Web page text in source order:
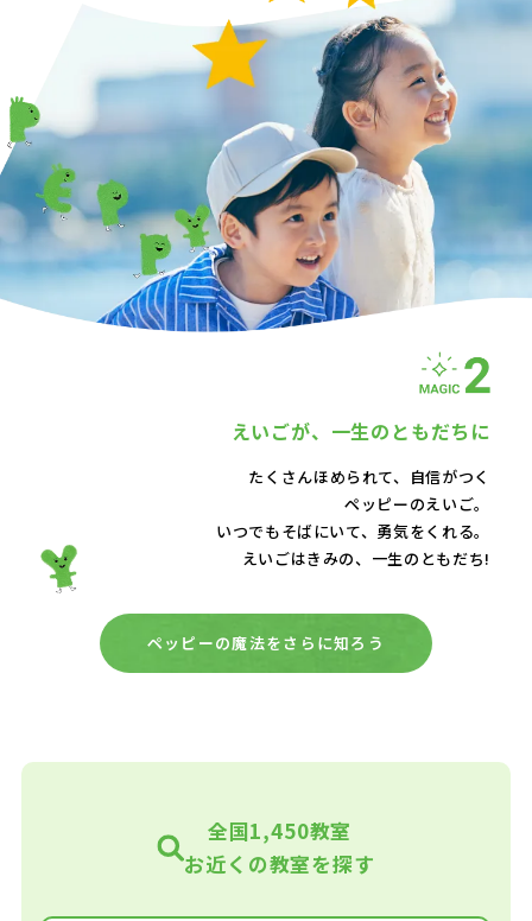
えいごが、 一生のともだちに
たくさんほめられて、自信がつく
ペッピーのえいご。
いつでもそばにいて、 勇気をくれる。
えいごはきみの、一生のともだち!
ペッピーの魔法をさらに知ろう
全国1,450教室
お近くの教室を探す